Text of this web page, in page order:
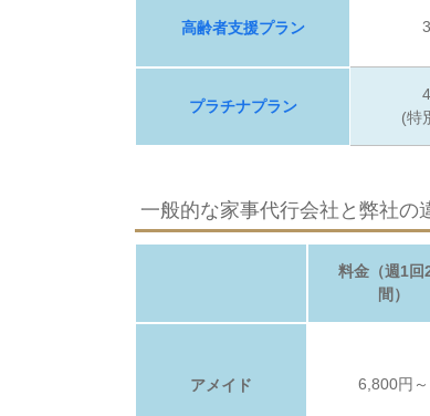
高齢者支援プラン
プラチナプラン
(特
一般的な家事代行会社と弊社の
料金（週1回
間）
アメイド 6,800円～